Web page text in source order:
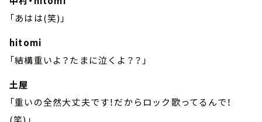
「あはは(笑)」
hitomi
「結構重いよ？たまに泣くよ？？」
土屋
「重いの全然大丈夫です！だからロック歌ってるんで！
(笑)」